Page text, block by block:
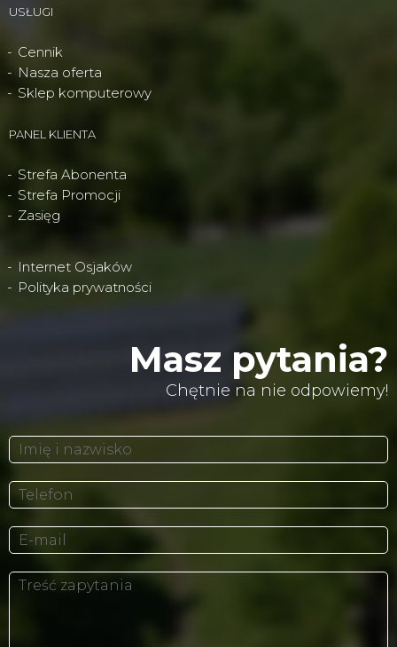
USŁUGI
Cennik
Nasza oferta
Sklep komputerowy
PANEL KLIENTA
Strefa Abonenta
Strefa Promocji
Zasięg
Internet Osjaków
Polityka prywatności
Masz pytania?
Chętnie na nie odpowiemy!